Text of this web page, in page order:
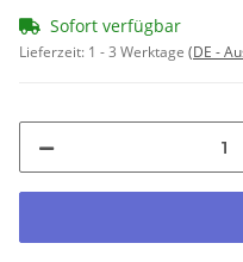
Sofort verfügbar
Lieferzeit: 1 - 3 Werktage (DE -